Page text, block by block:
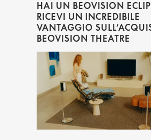
HAI UN BEOVISION
RICEVI UN INCREDIBILE
VANTAGGIO
BEOVISION THEATRE